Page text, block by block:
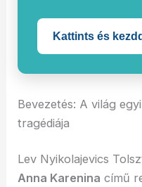
Kattints és
Bevezetés: A világ
tragédiája
Lev Nyikolajevics
Anna Karenina című